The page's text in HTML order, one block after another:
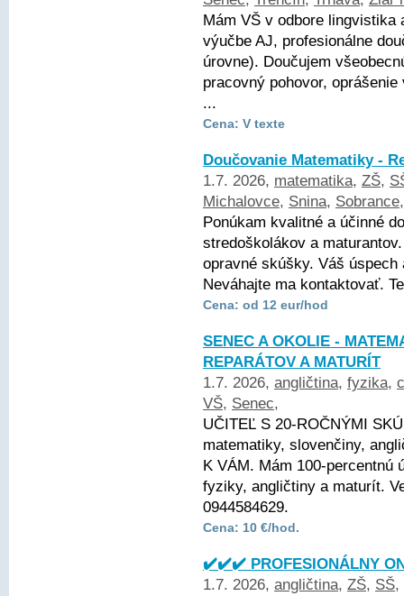
Mám VŠ v odbore
výučbe AJ, profesionálne
úrovne). Doučujem
pracovný pohovor,
...
Cena: V texte
Doučovanie Matematiky -
1.7. 2026, matematika, ZŠ,
Michalovce, Snina, Sobrance
Ponúkam kvalitné a účinné
stredoškolákov a
opravné skúšky. Váš
Neváhajte ma kontaktovať.
Cena: od 12 eur/hod
SENEC A OKOLIE -
REPARÁTOV A MATURÍT
1.7. 2026, angličtina, fyzika,
VŠ, Senec,
UČITEĽ S 20-ROČNÝMI
matematiky, slovenčiny,
K VÁM. Mám 100-percentnú
fyziky, angličtiny a maturít.
0944584629.
Cena: 10 €/hod.
✔️✔️✔️ PROFESIONÁLNY
1.7. 2026, angličtina, ZŠ, SŠ,